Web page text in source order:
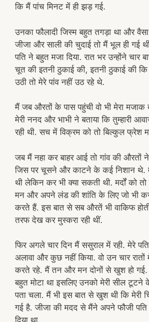
कि मैं पांच मिनट में ही झड़ गई.
उनका फौलादी जिस्म बहुत तगड़ा था और
जीजा और साली की चुदाई तो मैं भूल ही गई
पति ने बहुत मजा दिया. रात भर उन्होंने चार
चूत की इतनी ठुकाई की, इतनी ठुकाई की
उठी तो मेरे पांव नहीं उठ रहे थे.
मैं जब औरतों के पास पहुंची वो भी मेरा मजाक
मेरी ननद और भाभी ने बताया कि तुम्हारी
रही थी. सच में विक्रम को तो बिल्कुल फ्रेश
जब मैं नहा कर बाहर आई तो गांव की औरतों ने
जिस पर चूसने और काटने के कई निशान थे.
थी लेकिन कर भी क्या सकती थी. मर्दों को
मन और अपने लंड की शांति के लिए जो भी
करते हैं. इस बात से सब औरतें भी वाकिफ
तरफ देख कर मुस्करा रही थीं.
फिर अगले चार दिन मैं ससुराल में रही. मेरे
अलावा और कुछ नहीं किया. वो उन चार रातों
करते रहे. मैं तन और मन दोनों से खुश हो
बहुत मोटा था इसलिए उनको मेरी सील टूटने
पता चला. मैं भी इस बात से खुश थी कि मेरी
गई है. जीजा की मदद से मैंने अपने फौजी
दिया था.